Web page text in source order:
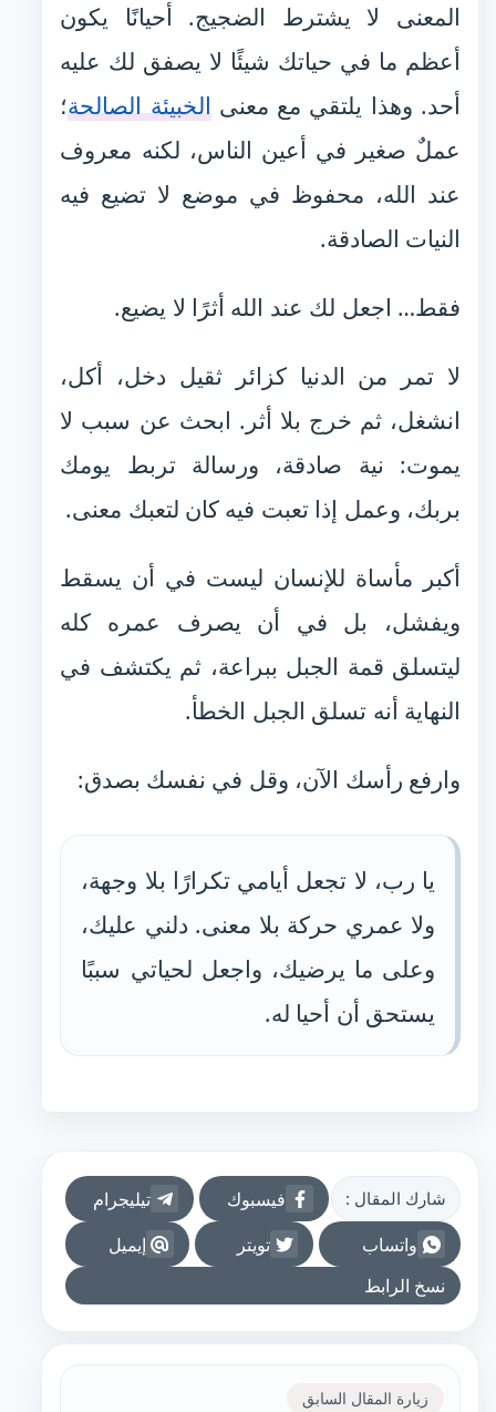
المعنى لا يشترط الضجيج. أحيانًا يكون
أعظم ما في حياتك شيئًا لا يصفق لك عليه
أحد. وهذا يلتقي مع معنىالخبيئة الصالحة؛
عملٌ صغير في أعين الناس، لكنه معروف
عند الله، محفوظ في موضع لا تضيع فيه
النيات الصادقة.
فقط… اجعل لك عند الله أثرًا لا يضيع.
لا تمر من الدنيا كزائر ثقيل دخل، أكل،
انشغل، ثم خرج بلا أثر. ابحث عن سبب لا
يموت: نية صادقة، ورسالة تربط يومك
بربك، وعمل إذا تعبت فيه كان لتعبك معنى.
أكبر مأساة للإنسان ليست في أن يسقط
ويفشل، بل في أن يصرف عمره كله
ليتسلق قمة الجبل ببراعة، ثم يكتشف في
النهاية أنه تسلق الجبل الخطأ.
وارفع رأسك الآن، وقل في نفسك بصدق:
يا رب، لا تجعل أيامي تكرارًا بلا وجهة،
ولا عمري حركة بلا معنى. دلني عليك،
وعلى ما يرضيك، واجعل لحياتي سببًا
يستحق أن أحيا له.
شارك المقال : فيسبوك
تيليجرام
واتساب
تويتر
إيميل
نسخ الرابط
زيارة المقال السابق